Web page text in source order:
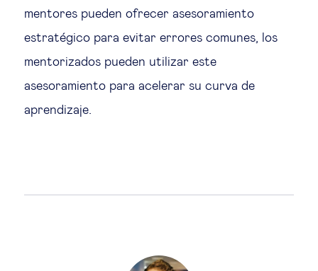
mentores pueden ofrecer asesoramiento
estratégico para evitar errores comunes, los
mentorizados pueden utilizar este
asesoramiento para acelerar su curva de
aprendizaje.